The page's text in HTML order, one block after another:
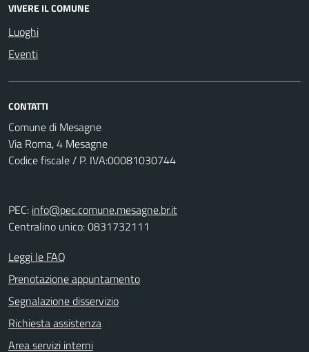
VIVERE IL COMUNE
Luoghi
Eventi
CONTATTI
Comune di Mesagne
Via Roma, 4 Mesagne
Codice fiscale / P. IVA:00081030744
PEC: info@pec.comune.mesagne.br.it
Centralino unico: 0831732111
Leggi le FAQ
Prenotazione appuntamento
Segnalazione disservizio
Richiesta assistenza
Area servizi interni